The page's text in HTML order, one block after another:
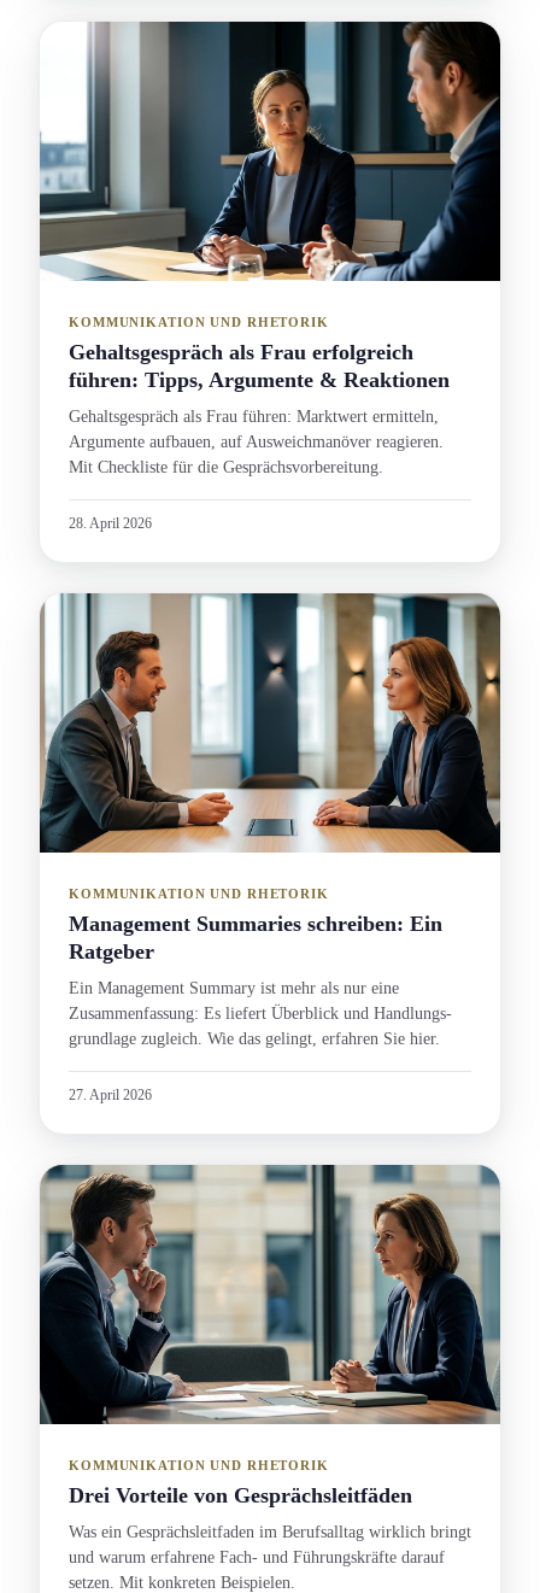
KOMMUNIKATION UND RHETORIK
Gehaltsgespräch als Frau erfolgreich
führen: Tipps, Argumente & Reaktionen
Gehaltsgespräch als Frau führen: Marktwert ermitteln,
Argumente aufbauen, auf Ausweichmanöver reagieren.
Mit Checkliste für die Gesprächs­vorbereitung.
28. April 2026
KOMMUNIKATION UND RHETORIK
Management Summaries schreiben: Ein
Ratgeber
Ein Management Summary ist mehr als nur eine
Zusammenfassung: Es liefert Überblick und Handlungs­
grundlage zugleich. Wie das gelingt, erfahren Sie hier.
27. April 2026
KOMMUNIKATION UND RHETORIK
Drei Vorteile von Gesprächsleitfäden
Was ein Gesprächsleitfaden im Berufsalltag wirklich bringt
und warum erfahrene Fach- und Führungs­kräfte darauf
setzen. Mit konkreten Beispielen.